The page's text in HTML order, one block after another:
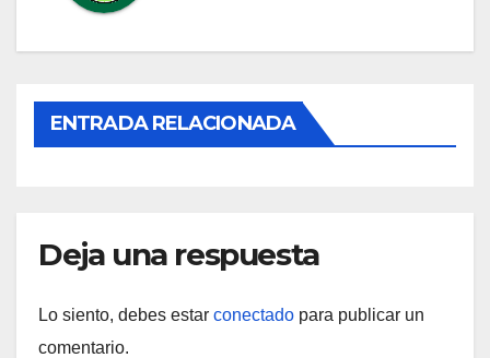
ENTRADA RELACIONADA
Deja una respuesta
Lo siento, debes estar conectado para publicar un
comentario.